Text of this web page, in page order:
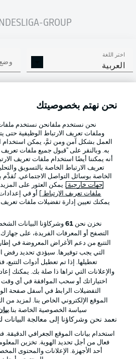
GROUP
اختر اللغة
العربية
تسجيل الدخول
as it's meant to be
تطبيق الدوري الألماني
Official Partners
نحن نهتم بخصوصيتك
نحن نستخدم ملفانحن نستخدم ملفات
وملفات تعريف الارتباط الوظيفية حتى
العمل بشكل آمن ومن ثمَّ، يمكن استخدام
به. وبالنقر على "قبول جميع ملفات تعريف
أنه يمكننا أيضًا استخدام ملفات تعريف
تعريف الارتباط الخاصة بالتسويق
الخاصة بوسائل التواصل الاجتماعي.
جهات خارجية . يمكن العثور على
ملفات تعريف الارتباط
] أو في
يمكنك تعيين إدارة تفضيلات ملفات
نخزن نحن 61وشركاؤنا البيانات
التصفح أو المعرفات الفريدة، على
التتبع من دعم الأغراض المعروضة في إطار
التي يجب توفيرها. سيؤدي تحديد
تعطيلها. إذا تم تعطيل أدوات
والإعلانات التي تراها ذا صلة بك. يمكنك
اختياراتك أو سحب الموافقة في أي
التفضيلات الرابط في أسفل صفحة
الموقع الإلكتروني الخاص بنا. لمزيد من
سياسة الخصوصية الخاصة بنا.
نعمد نحن وشركاؤنا إلى معالجة البيانات
استخدام بيانات الموقع الجغرافي
فعال من أجل تحديد الهوية. تخزين
أحد الأجهزة. الإعلانات والمحتوى